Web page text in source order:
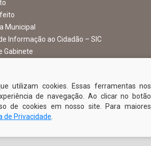
EXIBIR MAPA DO SITE
Municipal
Gabinete
utilizam cookies. Essas ferramentas nos
de navegação. Ao clicar no botão
de cookies em nosso site. Para maiores
de Privacidade